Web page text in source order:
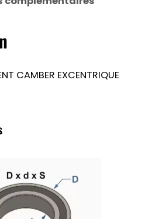
CAMBER EXCENTRIQUE